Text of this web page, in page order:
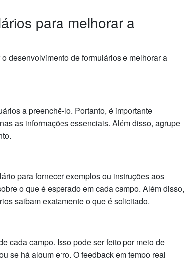
para melhorar a
desenvolvimento de formulários e melhorar a
a preenchê-lo. Portanto, é importante
as informações essenciais. Além disso, agrupe
para fornecer exemplos ou instruções aos
o que é esperado em cada campo. Além disso,
saibam exatamente o que é solicitado.
cada campo. Isso pode ser feito por meio de
se há algum erro. O feedback em tempo real